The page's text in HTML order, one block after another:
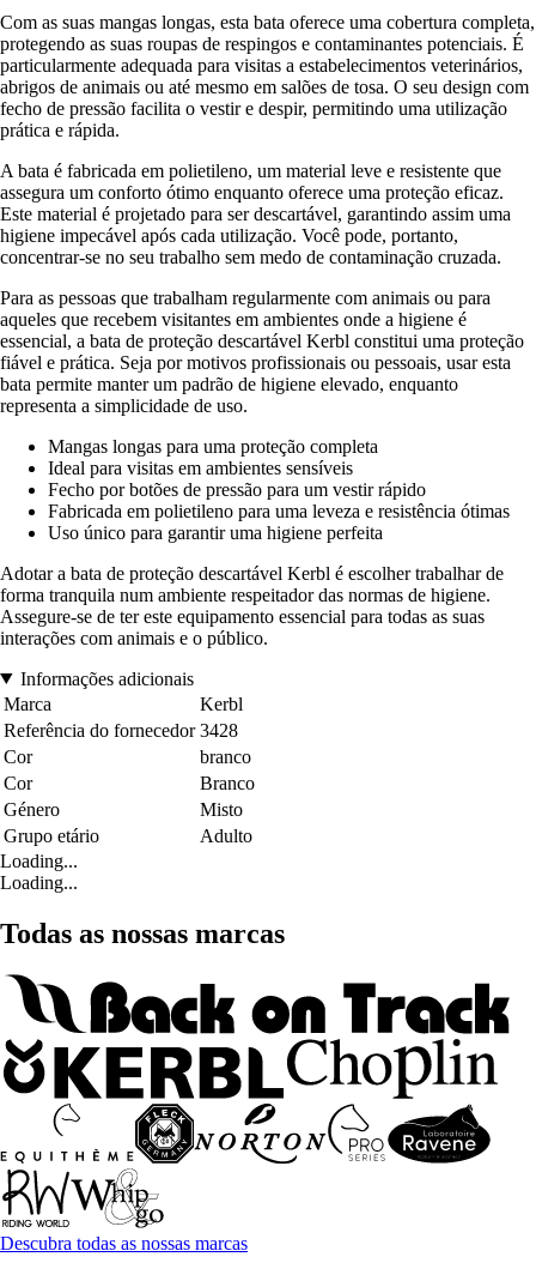
Com as suas mangas longas, esta bata oferece uma cobertura completa,
protegendo as suas roupas de respingos e contaminantes potenciais. É
particularmente adequada para visitas a estabelecimentos veterinários,
abrigos de animais ou até mesmo em salões de tosa. O seu design com
fecho de pressão facilita o vestir e despir, permitindo uma utilização
prática e rápida.
A bata é fabricada em polietileno, um material leve e resistente que
assegura um conforto ótimo enquanto oferece uma proteção eficaz.
Este material é projetado para ser descartável, garantindo assim uma
higiene impecável após cada utilização. Você pode, portanto,
concentrar-se no seu trabalho sem medo de contaminação cruzada.
Para as pessoas que trabalham regularmente com animais ou para
aqueles que recebem visitantes em ambientes onde a higiene é
essencial, a bata de proteção descartável Kerbl constitui uma proteção
fiável e prática. Seja por motivos profissionais ou pessoais, usar esta
bata permite manter um padrão de higiene elevado, enquanto
representa a simplicidade de uso.
Mangas longas para uma proteção completa
Ideal para visitas em ambientes sensíveis
Fecho por botões de pressão para um vestir rápido
Fabricada em polietileno para uma leveza e resistência ótimas
Uso único para garantir uma higiene perfeita
Adotar a bata de proteção descartável Kerbl é escolher trabalhar de
forma tranquila num ambiente respeitador das normas de higiene.
Assegure-se de ter este equipamento essencial para todas as suas
interações com animais e o público.
Informações adicionais
Marca
Kerbl
Referência do fornecedor 3428
Cor
branco
Cor
Branco
Género
Misto
Grupo etário
Adulto
Loading...
Loading...
Todas as nossas marcas
Descubra todas as nossas marcas